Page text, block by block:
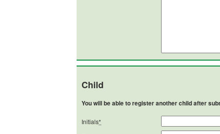
Child
You will be able to register another child after
Initials*